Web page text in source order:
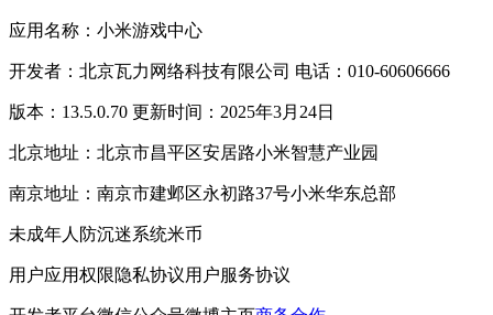
应用名称：小米游戏中心
开发者：北京瓦力网络科技有限公司 电话：010-60606666
版本：13.5.0.70 更新时间：2025年3月24日
北京地址：北京市昌平区安居路小米智慧产业园
南京地址：南京市建邺区永初路37号小米华东总部
未成年人防沉迷系统米币
用户应用权限隐私协议用户服务协议